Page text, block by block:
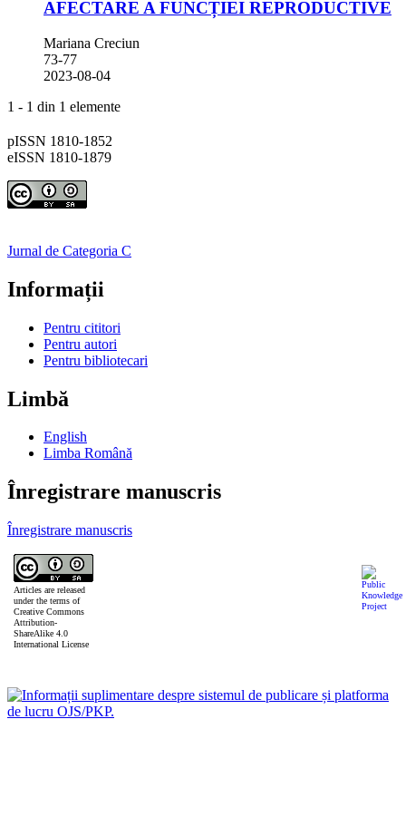
AFECTARE A FUNCȚIEI REPRODUCTIVE
Mariana Creciun
73-77
2023-08-04
1 - 1 din 1 elemente
pISSN 1810-1852
eISSN 1810-1879
Jurnal de Categoria C
Informații
Pentru cititori
Pentru autori
Pentru bibliotecari
Limbă
English
Limba Română
Înregistrare manuscris
Înregistrare manuscris
Articles are released
under the terms of
Creative Commons
Attribution-
ShareAlike 4.0
International License